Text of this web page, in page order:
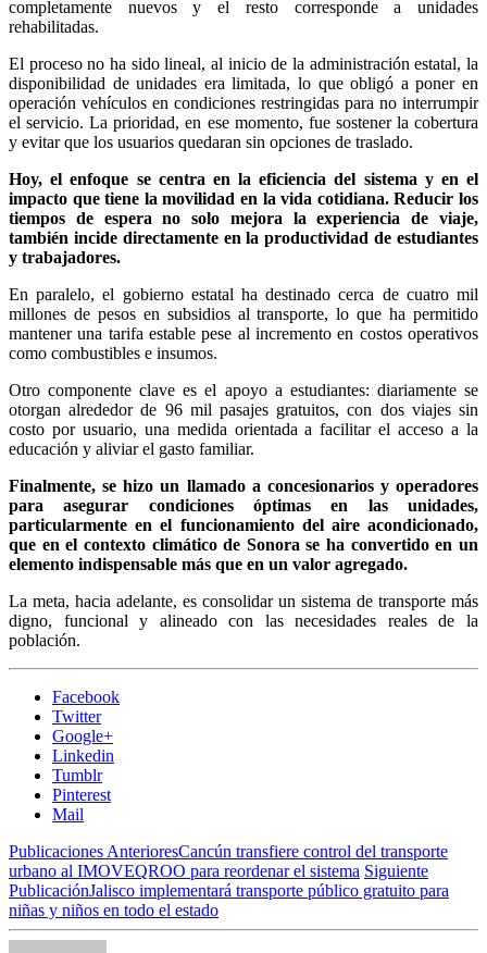
completamente nuevos y el resto corresponde a unidades
rehabilitadas.
El proceso no ha sido lineal, al inicio de la administración estatal, la
disponibilidad de unidades era limitada, lo que obligó a poner en
operación vehículos en condiciones restringidas para no interrumpir
el servicio. La prioridad, en ese momento, fue sostener la cobertura
y evitar que los usuarios quedaran sin opciones de traslado.
Hoy, el enfoque se centra en la eficiencia del sistema y en el
impacto que tiene la movilidad en la vida cotidiana. Reducir los
tiempos de espera no solo mejora la experiencia de viaje,
también incide directamente en la productividad de estudiantes
y trabajadores.
En paralelo, el gobierno estatal ha destinado cerca de cuatro mil
millones de pesos en subsidios al transporte, lo que ha permitido
mantener una tarifa estable pese al incremento en costos operativos
como combustibles e insumos.
Otro componente clave es el apoyo a estudiantes: diariamente se
otorgan alrededor de 96 mil pasajes gratuitos, con dos viajes sin
costo por usuario, una medida orientada a facilitar el acceso a la
educación y aliviar el gasto familiar.
Finalmente, se hizo un llamado a concesionarios y operadores
para asegurar condiciones óptimas en las unidades,
particularmente en el funcionamiento del aire acondicionado,
que en el contexto climático de Sonora se ha convertido en un
elemento indispensable más que en un valor agregado.
La meta, hacia adelante, es consolidar un sistema de transporte más
digno, funcional y alineado con las necesidades reales de la
población.
Facebook
Twitter
Google+
Linkedin
Tumblr
Pinterest
Mail
Publicaciones AnterioresCancún transfiere control del transporte
urbano al IMOVEQROO para reordenar el sistema Siguiente
PublicaciónJalisco implementará transporte público gratuito para
niñas y niños en todo el estado